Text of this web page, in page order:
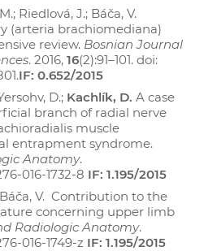
Riedlová, J.; Báča, V.
(arteria brachiomediana)
review. Bosnian Journal
. 2016, 16(2):91–101. doi:
IF: 0.652/2015
D.; Kachlík, D. A case
branch of radial nerve
muscle
entrapment syndrome.
Anatomy.
016-1732-8 IF: 1.195/2015
Báča, V. Contribution to the
concerning upper limb
Radiologic Anatomy.
016-1749-z IF: 1.195/2015